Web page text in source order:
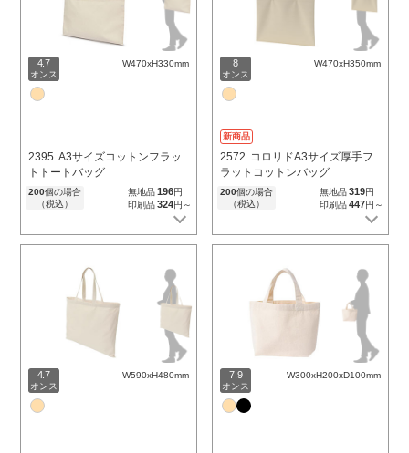
4.7
オンス
W470xH330mm
2395 A3サイズコットンフラッ
トトートバッグ
200個の場合
（税込）
無地品196円
印刷品324円～
8
オンス
W470xH350mm
新商品
2572 コロリドA3サイズ厚手フ
ラットコットンバッグ
200個の場合
（税込）
無地品319円
印刷品447円～
4.7
オンス
W590xH480mm 7.9
オンス
W300xH200xD100mm